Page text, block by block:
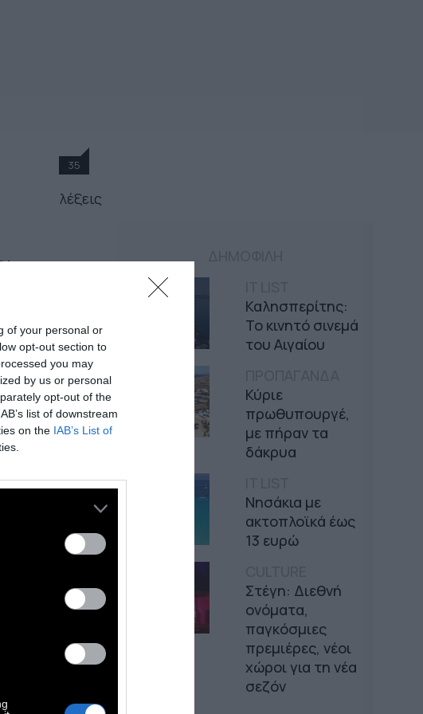
of your personal or
opt-out section to
you may
by us or personal
opt-out of the
list of downstream
on the IAB’s List of
35
λέξεις
Καλησπερίτης:
Το κινητό σινεμά
του Αιγαίου
Κύριε
πρωθυπουργέ,
με πήραν τα
δάκρυα
Νησάκια με
ακτοπλοϊκά έως
13 ευρώ
Στέγη: Διεθνή
ονόματα,
παγκόσμιες
πρεμιέρες, νέοι
χώροι για τη νέα
σεζόν